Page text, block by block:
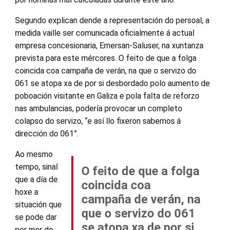
Segundo explican dende a representación do persoal, a
medida vaille ser comunicada oficialmente á actual
empresa concesionaria, Emersan-Saluser, na xuntanza
prevista para este mércores. O feito de que a folga
coincida coa campaña de verán, na que o servizo do
061 se atopa xa de por si desbordado polo aumento de
poboación visitante en Galiza e pola falta de reforzo
nas ambulancias, podería provocar un completo
colapso do servizo, “e así llo fixeron sabemos á
dirección do 061”.
O feito de que a folga
coincida coa
campaña de verán, na
que o servizo do 061
Ao mesmo
tempo, sinal
que a día de
hoxe a
situación que
se pode dar